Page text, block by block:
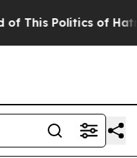
Politics of Hatred”